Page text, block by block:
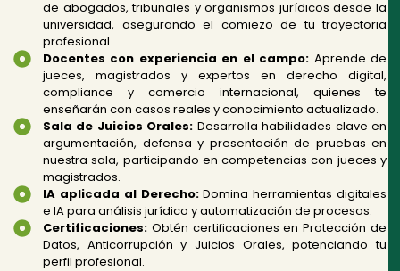
de abogados, tribunales y organismos jurídicos desde la
universidad, asegurando el comiezo de tu trayectoria
profesional.
Docentes con experiencia en el campo: Aprende de
jueces, magistrados y expertos en derecho digital,
compliance y comercio internacional, quienes te
enseñarán con casos reales y conocimiento actualizado.
Sala de Juicios Orales: Desarrolla habilidades clave en
argumentación, defensa y presentación de pruebas en
nuestra sala, participando en competencias con jueces y
magistrados.
IA aplicada al Derecho:Domina herramientas digitales
e IA para análisis jurídico y automatización de procesos.
Certificaciones: Obtén certificaciones en Protección de
Datos, Anticorrupción y Juicios Orales, potenciando tu
perfil profesional.